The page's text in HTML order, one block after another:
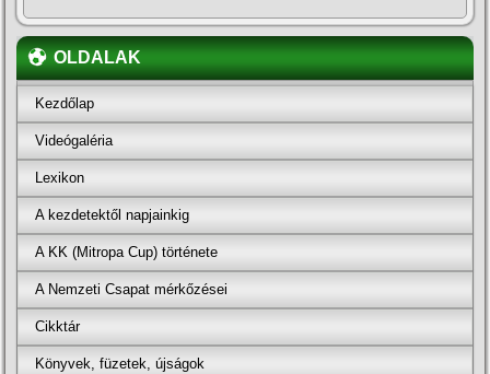
OLDALAK
Kezdőlap
Videógaléria
Lexikon
A kezdetektől napjainkig
A KK (Mitropa Cup) története
A Nemzeti Csapat mérkőzései
Cikktár
Könyvek, füzetek, újságok